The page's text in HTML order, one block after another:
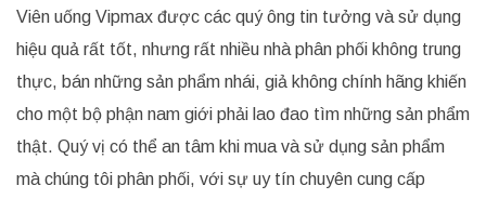
Viên uống Vipmax được các quý ông tin tưởng và sử dụng
hiệu quả rất tốt, nhưng rất nhiều nhà phân phối không trung
thực, bán những sản phẩm nhái, giả không chính hãng khiến
cho một bộ phận nam giới phải lao đao tìm những sản phẩm
thật. Quý vị có thể an tâm khi mua và sử dụng sản phẩm
mà chúng tôi phân phối, với sự uy tín chuyên cung cấp